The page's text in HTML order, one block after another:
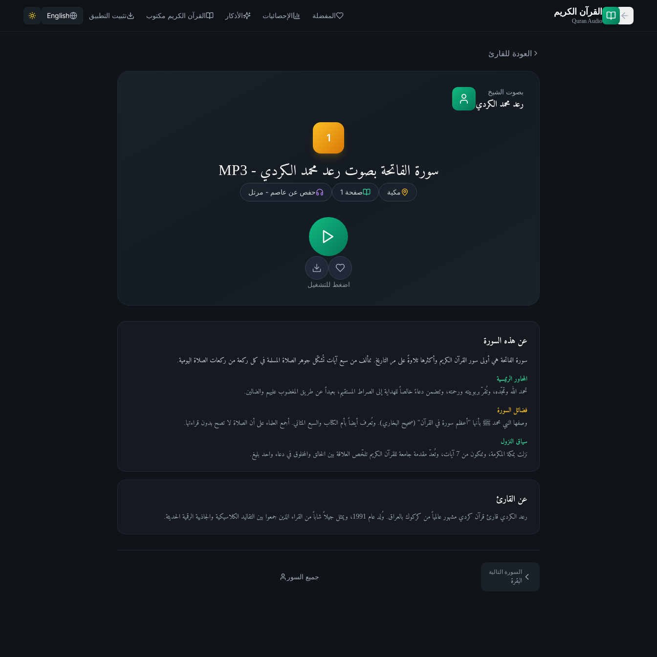
القرآن الكريم
Quran Audio
المفضلة الإحصائيات الأذكار القرآن الكريم مكتوب تثبيت التطبيق English
العودة للقارئ
بصوت الشيخ
رعد محمد الكردي
1
سورة الفاتحة بصوت رعد محمد الكردي - MP3
مكية صفحة 1 حفص عن عاصم - مرتل
اضغط للتشغيل
عن هذه السورة
سورة الفاتحة هي أولى سور القرآن الكريم وأكثرها تلاوةً على مر التاريخ. تتألف من سبع آيات تُشكّل جوهر الصلاة المسلمة في كل ركعة من ركعات الصلاة اليومية.
المحاور الرئيسية
تحمد الله وتمجّده، وتُقرّ بربوبيته ورحمته، وتتضمن دعاءً خالصاً للهداية إلى الصراط المستقيم، بعيداً عن طريق المغضوب عليهم والضالين.
فضائل السورة
وصفها النبي محمد ﷺ بأنها "أعظم سورة في القرآن" (صحيح البخاري). وتُعرف أيضاً بأم الكتاب والسبع المثاني. أجمع العلماء على أن الصلاة لا تصح بدون قراءتها.
سياق النزول
نزلت بمكة المكرمة، وتتكون من 7 آيات، وتُعدّ مقدمة جامعة للقرآن الكريم تلخّص العلاقة بين الخالق والمخلوق في دعاء واحد بليغ.
عن القارئ
رعد الكردي قارئ قرآن كردي مشهور عالمياً من كركوك بالعراق. وُلد عام 1991، ويمثل جيلاً شاباً من القراء الذين جمعوا بين التقاليد الكلاسيكية والجاذبية الرقمية الحديثة.
جميع السور
السورة التالية
البقرة